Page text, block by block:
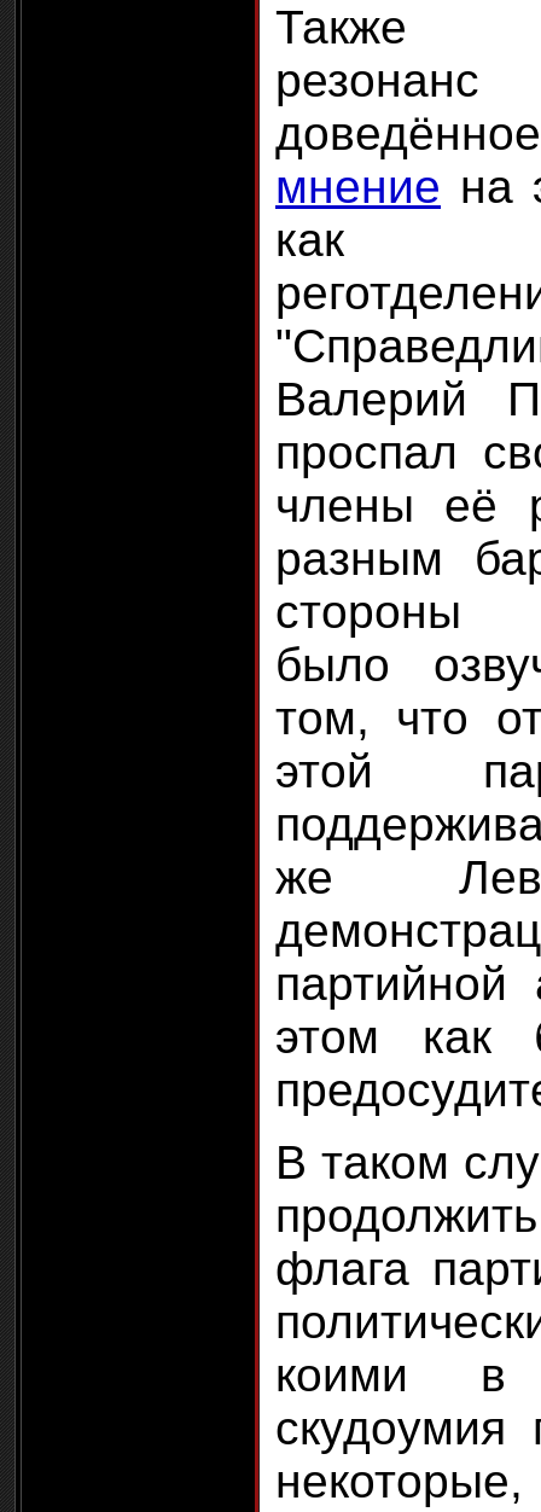
Также
мнение на
как
Валерий
проспал
члены её
разным
стороны
было
том, что
этой
же
партийной
этом как
В таком
флага
коими в